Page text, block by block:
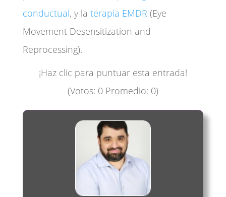
conductual, y la terapia EMDR (Eye
Movement Desensitization and
Reprocessing).
¡Haz clic para puntuar esta entrada!
(Votos: 0Promedio: 0)